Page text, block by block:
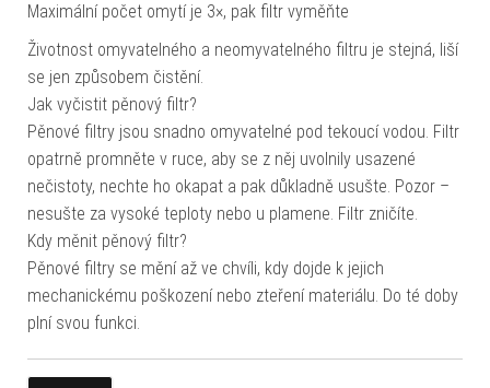
Maximální počet omytí je 3×, pak filtr vyměňte
Životnost omyvatelného a neomyvatelného filtru je stejná, liší
se jen způsobem čistění.
Jak vyčistit pěnový filtr?
Pěnové filtry jsou snadno omyvatelné pod tekoucí vodou. Filtr
opatrně promněte v ruce, aby se z něj uvolnily usazené
nečistoty, nechte ho okapat a pak důkladně usušte. Pozor –
nesušte za vysoké teploty nebo u plamene. Filtr zničíte.
Kdy měnit pěnový filtr?
Pěnové filtry se mění až ve chvíli, kdy dojde k jejich
mechanickému poškození nebo zteření materiálu. Do té doby
plní svou funkci.